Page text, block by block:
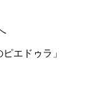
エドゥラ」